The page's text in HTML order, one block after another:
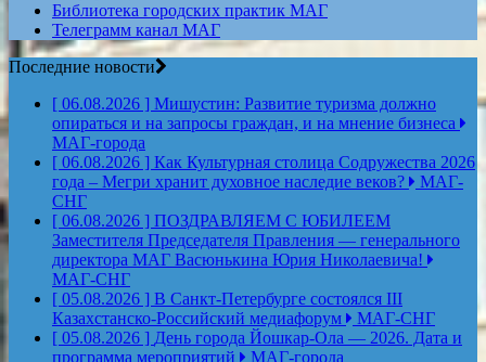
Библиотека городских практик МАГ
Телеграмм канал МАГ
Последние новости
[ 06.08.2026 ] Мишустин: Развитие туризма должно
опираться и на запросы граждан, и на мнение бизнеса
МАГ-города
[ 06.08.2026 ] Как Культурная столица Содружества 2026
года – Мегри хранит духовное наследие веков?
МАГ-
СНГ
[ 06.08.2026 ] ПОЗДРАВЛЯЕМ С ЮБИЛЕЕМ
Заместителя Председателя Правления — генерального
директора МАГ Васюнькина Юрия Николаевича!
МАГ-СНГ
[ 05.08.2026 ] В Санкт-Петербурге состоялся III
Казахстанско-Российский медиафорум
МАГ-СНГ
[ 05.08.2026 ] День города Йошкар-Ола — 2026. Дата и
программа мероприятий
МАГ-города